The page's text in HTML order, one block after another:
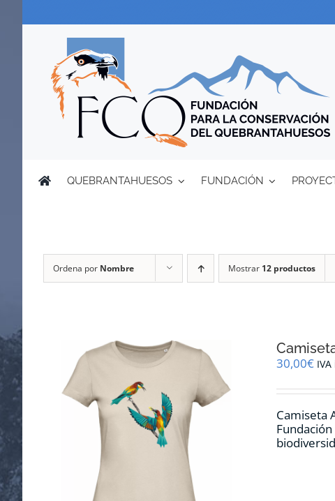
QUEBRANTAHUESOS FUNDACIÓN
Ordena por Nombre Mostrar 12 productos
30,00€
Camiseta